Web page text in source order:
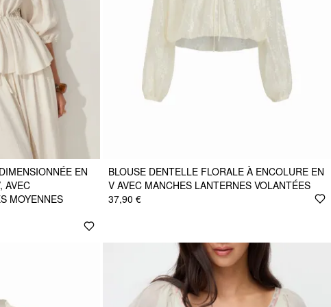
EN
AVEC
MOYENNES
BLOUSE DENTELLE FLORALE À ENCOLURE EN
V AVEC MANCHES LANTERNES VOLANTÉES
37,90 €